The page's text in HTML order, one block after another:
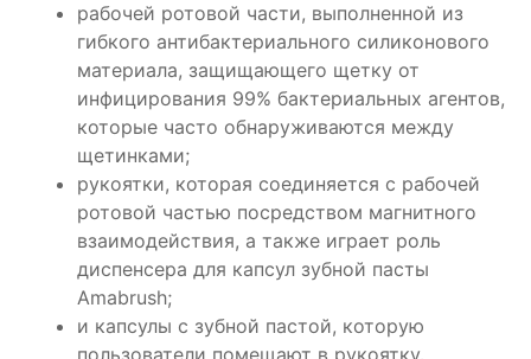
рабочей ротовой части, выполненной из
гибкого антибактериального силиконового
материала, защищающего щетку от
инфицирования 99% бактериальных агентов,
которые часто обнаруживаются между
щетинками;
рукоятки, которая соединяется с рабочей
ротовой частью посредством магнитного
взаимодействия, а также играет роль
диспенсера для капсул зубной пасты
Amabrush;
и капсулы с зубной пастой, которую
пользователи помещают в рукоятку.